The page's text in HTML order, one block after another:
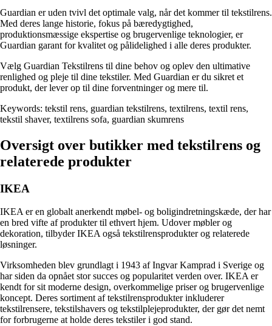
Guardian er uden tvivl det optimale valg, når det kommer til tekstilrens.
Med deres lange historie, fokus på bæredygtighed,
produktionsmæssige ekspertise og brugervenlige teknologier, er
Guardian garant for kvalitet og pålidelighed i alle deres produkter.
Vælg Guardian Tekstilrens til dine behov og oplev den ultimative
renlighed og pleje til dine tekstiler. Med Guardian er du sikret et
produkt, der lever op til dine forventninger og mere til.
Keywords: tekstil rens, guardian tekstilrens, textilrens, textil rens,
tekstil shaver, textilrens sofa, guardian skumrens
Oversigt over butikker med tekstilrens og
relaterede produkter
IKEA
IKEA er en globalt anerkendt møbel- og boligindretningskæde, der har
en bred vifte af produkter til ethvert hjem. Udover møbler og
dekoration, tilbyder IKEA også tekstilrensprodukter og relaterede
løsninger.
Virksomheden blev grundlagt i 1943 af Ingvar Kamprad i Sverige og
har siden da opnået stor succes og popularitet verden over. IKEA er
kendt for sit moderne design, overkommelige priser og brugervenlige
koncept. Deres sortiment af tekstilrensprodukter inkluderer
tekstilrensere, tekstilshavers og tekstilplejeprodukter, der gør det nemt
for forbrugerne at holde deres tekstiler i god stand.